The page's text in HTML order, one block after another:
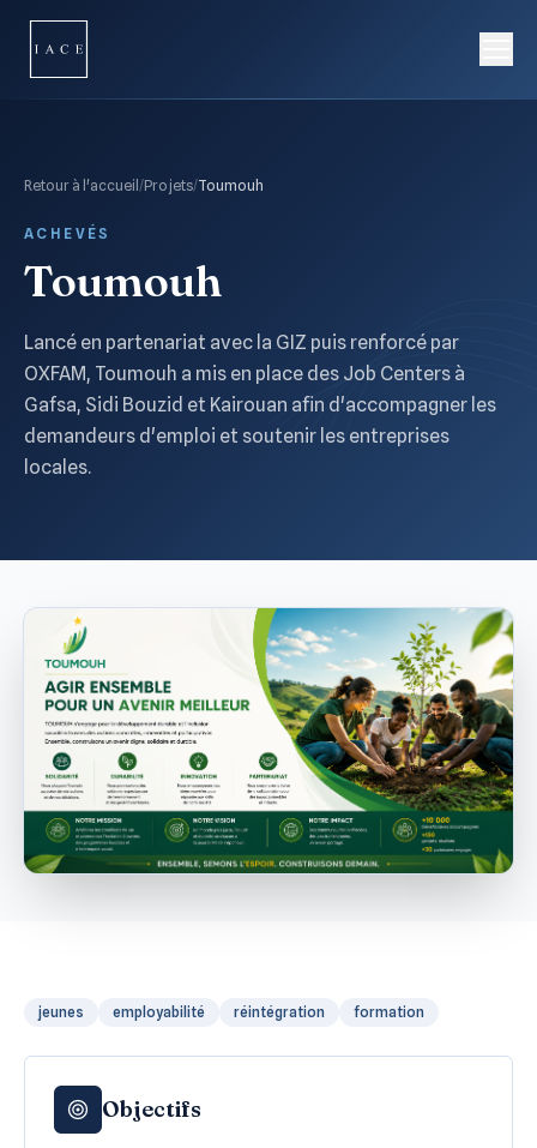
Retour à l'accueil /Projets/Toumouh
ACHEVÉS
Toumouh
Lancé en partenariat avec la GIZ puis renforcé par
OXFAM, Toumouh a mis en place des Job Centers à
Gafsa, Sidi Bouzid et Kairouan afin d'accompagner les
demandeurs d'emploi et soutenir les entreprises
locales.
jeunes employabilité réintégration formation
Objectifs